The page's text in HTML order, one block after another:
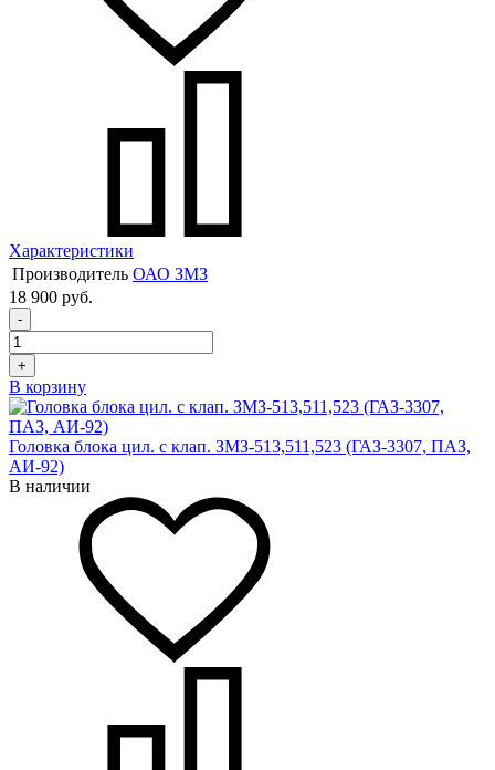
Характеристики
Производитель ОАО ЗМЗ
18 900 руб.
-
+
В корзину
Головка блока цил. с клап. ЗМЗ-513,511,523 (ГАЗ-3307, ПАЗ,
АИ-92)
В наличии